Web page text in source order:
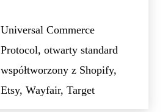
Universal Commerce
Protocol, otwarty standard
współtworzony z Shopify,
Etsy, Wayfair, Target